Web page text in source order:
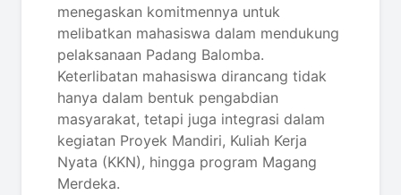
menegaskan komitmennya untuk
melibatkan mahasiswa dalam mendukung
pelaksanaan Padang Balomba.
Keterlibatan mahasiswa dirancang tidak
hanya dalam bentuk pengabdian
masyarakat, tetapi juga integrasi dalam
kegiatan Proyek Mandiri, Kuliah Kerja
Nyata (KKN), hingga program Magang
Merdeka.